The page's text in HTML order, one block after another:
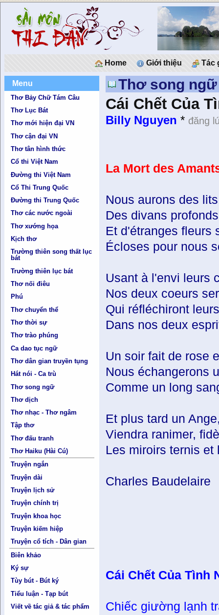
Home Giới thiệu Tác
Menu
Thơ Bảy Chữ Tám Câu
Thơ Lục Bát
Thơ mới hiện đại VN
Thơ cận đại VN
Thơ tân hình thức
Cổ thi Việt Nam
Đường thi Việt Nam
Cổ Thi Trung Quốc
Đường thi Trung Quốc
Thơ các nước ngoài
Thơ xướng họa
Kịch thơ
Trường thiên song thất lục
bát
Trường thiên lục bát
Thơ nối điêu
Phú
Thơ chuyển thể
Thơ thời sự
Thơ trào phúng
Ca dao tục ngữ
Thơ dân gian truyền tụng
Hát nói - Ca trù
Thơ song ngữ
Thơ dịch
Thơ nhạc - Thơ ngâm
Tập thơ
Thơ đấu tranh
Thơ Haiku (Hài Cú)
Truyện ngắn
Truyện dài
Truyện lịch sử
Truyện chính trị
Truyện khoa học
Truyện kiếm hiệp
Truyện cổ tích - Dân gian
Biên khảo
Ký sự
Tùy bút - Bút ký
Tiểu luận - Tạp bút
Viết về tác giả & tác phẩm
Thơ song ngữ
Cái Chết Của
Billy Nguyen * đăng
La Mort des
Nous aurons des
Des divans
Et d'étranges fleurs
Écloses pour nous
Usant à l'envi leurs
Nos deux coeurs
Qui réfléchiront
Dans nos deux
Un soir fait de rose
Nous échangerons
Comme un long
Et plus tard un
Viendra ranimer,
Les miroirs ternis
Charles Baudelaire
Cái Chết Của Tình
Chiếc giường lạnh